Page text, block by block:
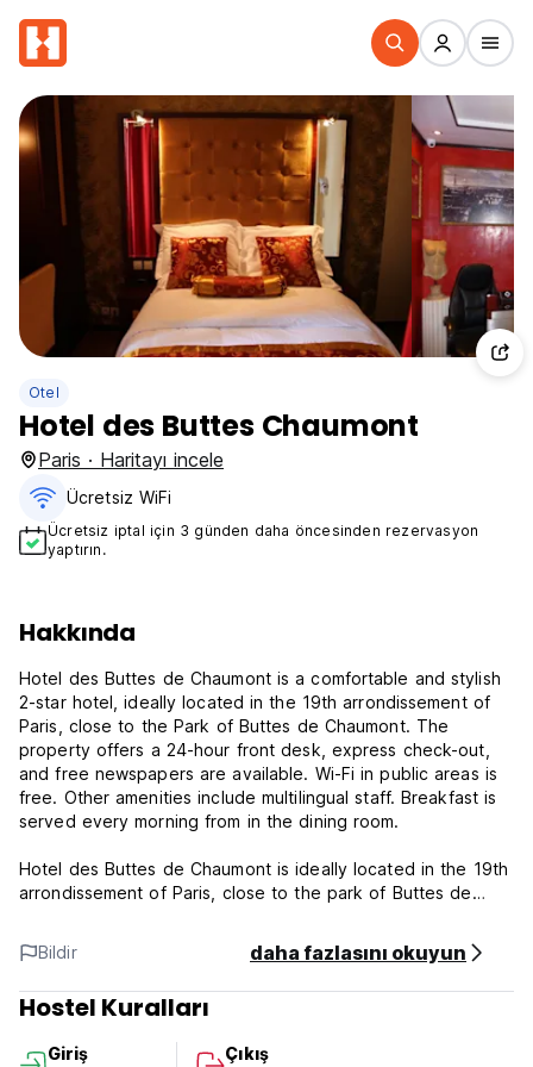
Otel
Hotel des Buttes Chaumont
Paris · Haritayı incele
Ücretsiz WiFi
Ücretsiz iptal için 3 günden daha öncesinden rezervasyon
yaptırın.
Hakkında
Hotel des Buttes de Chaumont is a comfortable and stylish
2-star hotel, ideally located in the 19th arrondissement of
Paris, close to the Park of Buttes de Chaumont. The
property offers a 24-hour front desk, express check-out,
and free newspapers are available. Wi-Fi in public areas is
free. Other amenities include multilingual staff. Breakfast is
served every morning from in the dining room.
Hotel des Buttes de Chaumont is ideally located in the 19th
arrondissement of Paris, close to the park of Buttes de
those who are interested in monuments, culture and
gastronomy. The hotel is within a 15-minute walk of Place
de la Bataille-de-Stalingrad and Park of Buttes Chaumont.
Basilica of the Sacre Coeur of Paris and Picasso Museum
Bildir daha fazlasını okuyun
Hostel Kuralları
Giriş
Çıkış